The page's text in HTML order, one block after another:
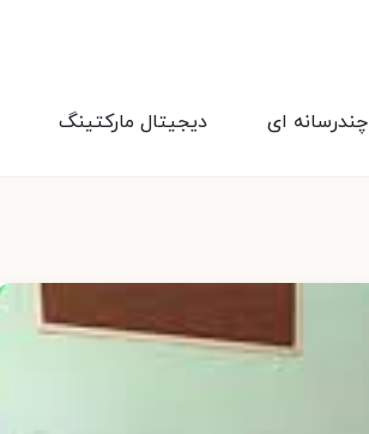
دیجیتال مارکتینگ چندرسانه ای